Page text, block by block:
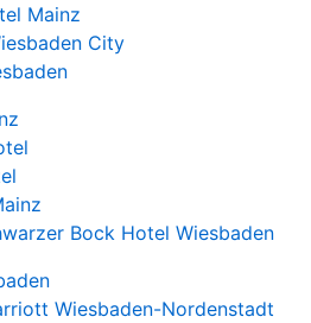
Mainz
City
Bock Hotel Wiesbaden
Wiesbaden-Nordenstadt